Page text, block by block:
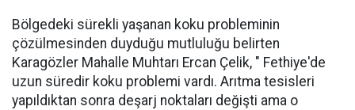
Bölgedeki sürekli yaşanan koku probleminin
çözülmesinden duyduğu mutluluğu belirten
Karagözler Mahalle Muhtarı Ercan Çelik, " Fethiye'de
uzun süredir koku problemi vardı. Arıtma tesisleri
yapıldıktan sonra deşarj noktaları değişti ama o